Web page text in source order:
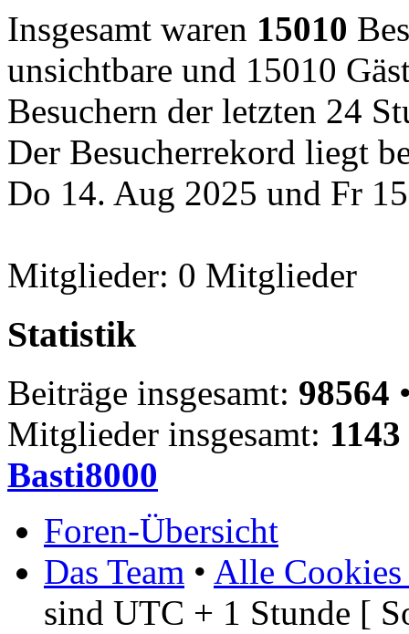
Insgesamt waren 15010
unsichtbare und 15010
Besuchern der letzten 24
Der Besucherrekord liegt
Do 14. Aug 2025 und Fr
Mitglieder: 0 Mitglieder
Statistik
Beiträge insgesamt: 98564
Mitglieder insgesamt: 1143
Basti8000
Foren-Übersicht
Das Team • Alle Cookies
sind UTC + 1 Stunde [